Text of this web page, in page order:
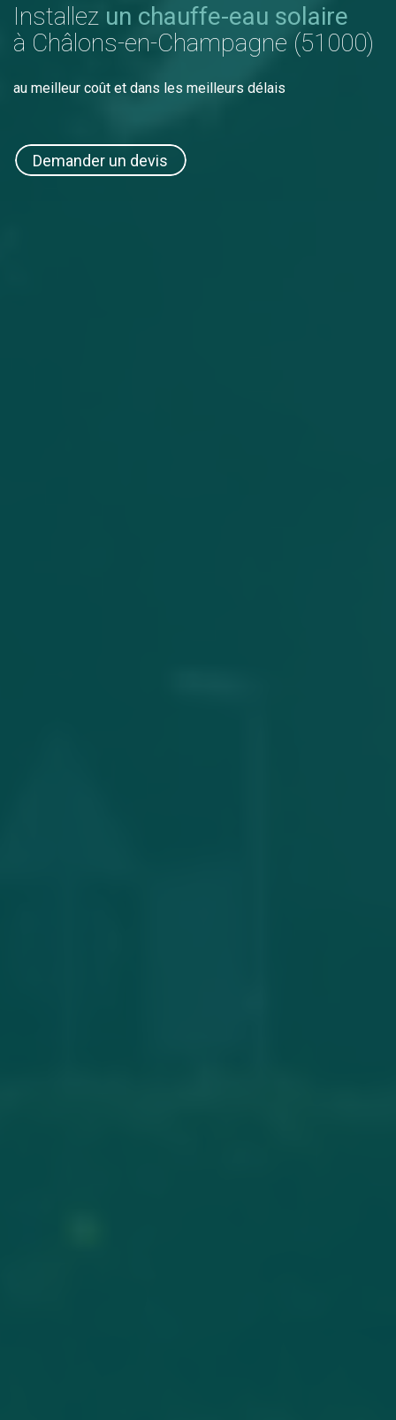
Installez un chauffe-eau solaire
à Châlons-en-Champagne (51000)
au meilleur coût et dans les meilleurs délais
Demander un devis